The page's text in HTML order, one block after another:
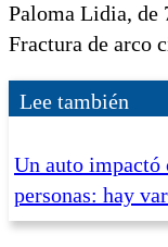
Paloma Lidia, de
Fractura de arco
Lee también
Un auto impactó
personas: hay